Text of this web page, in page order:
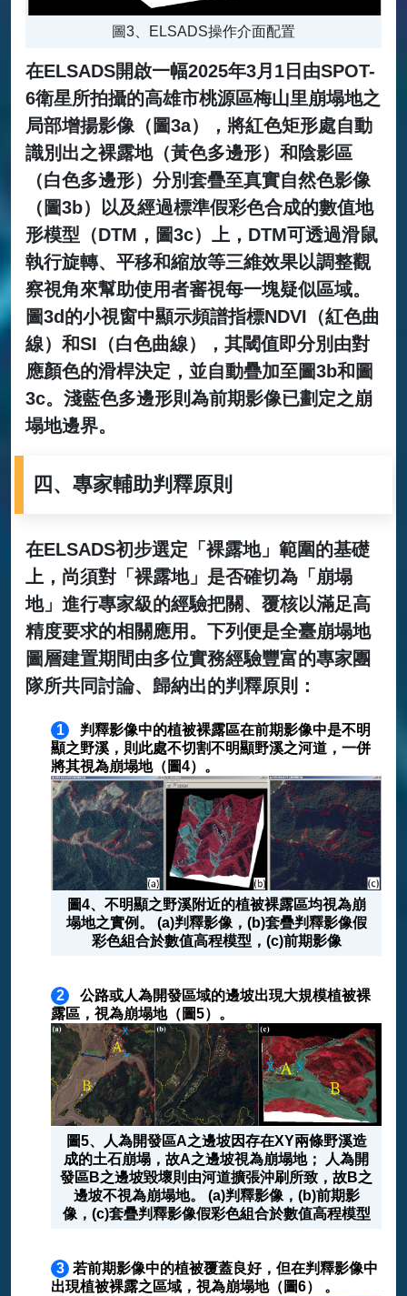
圖3、ELSADS操作介面配置
在ELSADS開啟一幅2025年3月1日由SPOT-
6衛星所拍攝的高雄市桃源區梅山里崩塌地之
局部增揚影像（圖3a），將紅色矩形處自動
識別出之裸露地（黃色多邊形）和陰影區
（白色多邊形）分別套疊至真實自然色影像
（圖3b）以及經過標準假彩色合成的數值地
形模型（DTM，圖3c）上，DTM可透過滑鼠
執行旋轉、平移和縮放等三維效果以調整觀
察視角來幫助使用者審視每一塊疑似區域。
圖3d的小視窗中顯示頻譜指標NDVI（紅色曲
線）和SI（白色曲線），其閾值即分別由對
應顏色的滑桿決定，並自動疊加至圖3b和圖
3c。淺藍色多邊形則為前期影像已劃定之崩
塌地邊界。
四、專家輔助判釋原則
在ELSADS初步選定「裸露地」範圍的基礎
上，尚須對「裸露地」是否確切為「崩塌
地」進行專家級的經驗把關、覆核以滿足高
精度要求的相關應用。下列便是全臺崩塌地
圖層建置期間由多位實務經驗豐富的專家團
隊所共同討論、歸納出的判釋原則：
1
判釋影像中的植被裸露區在前期影像中是不明
顯之野溪，則此處不切割不明顯野溪之河道，一併
將其視為崩塌地（圖4）。
圖4、不明顯之野溪附近的植被裸露區均視為崩
塌地之實例。 (a)判釋影像，(b)套疊判釋影像假
彩色組合於數值高程模型，(c)前期影像
2
公路或人為開發區域的邊坡出現大規模植被裸
露區，視為崩塌地（圖5）。
圖5、人為開發區A之邊坡因存在XY兩條野溪造
成的土石崩塌，故A之邊坡視為崩塌地； 人為開
發區B之邊坡毀壞則由河道擴張沖刷所致，故B之
邊坡不視為崩塌地。 (a)判釋影像，(b)前期影
像，(c)套疊判釋影像假彩色組合於數值高程模型
3 若前期影像中的植被覆蓋良好，但在判釋影像中
出現植被裸露之區域，視為崩塌地（圖6） 。